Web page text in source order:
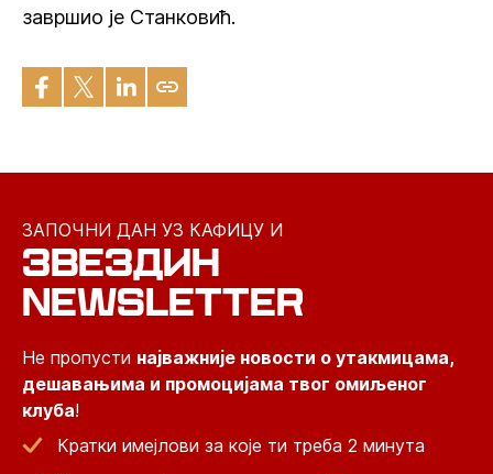
завршио је Станковић.
ЗАПОЧНИ ДАН УЗ КАФИЦУ И
ЗВЕЗДИН
NEWSLETTER
Не пропусти најважније новости о утакмицама,
дешавањима и промоцијама твог омиљеног
клуба!
Кратки имејлови за које ти треба 2 минута